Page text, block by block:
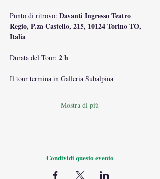
Punto di ritrovo: Davanti Ingresso Teatro
Regio, P.za Castello, 215, 10124 Torino TO,
Italia
Durata del Tour: 2 h
Il tour termina in Galleria Subalpina
Mostra di più
Condividi questo evento